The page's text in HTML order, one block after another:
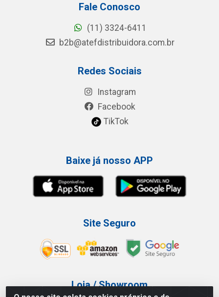
Fale Conosco
(11) 3324-6411
b2b@atefdistribuidora.com.br
Redes Sociais
Instagram
Facebook
TikTok
Baixe já nosso APP
Site Seguro
Loja / Showroom